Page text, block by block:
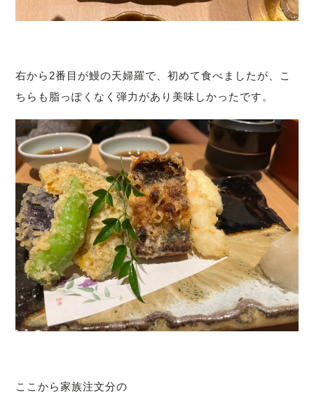
右から2番目が鰻の天婦羅で、初めて食べましたが、こ
ちらも脂っぽくなく弾力があり美味しかったです。
ここから家族注文分の